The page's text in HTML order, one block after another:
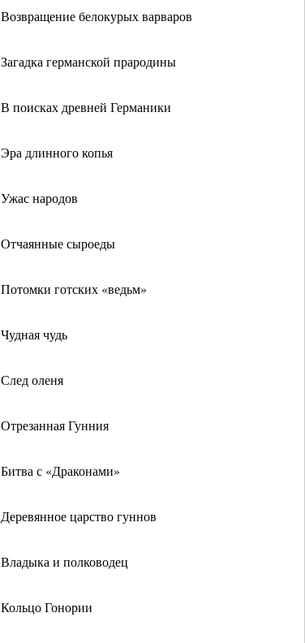
Возвращение белокурых варваров
Загадка германской прародины
В поисках древней Германики
Эра длинного копья
Ужас народов
Отчаянные сыроеды
Потомки готских «ведьм»
Чудная чудь
След оленя
Отрезанная Гунния
Битва с «Драконами»
Деревянное царство гуннов
Владыка и полководец
Кольцо Гонории